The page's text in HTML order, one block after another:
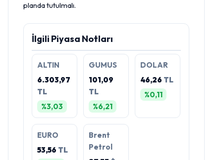
planda tutulmalı.
İlgili Piyasa Notları
ALTIN
6.303,97
TL
%3,03
GUMUS
101,09
TL
%6,21
DOLAR
46,26 TL
%0,11
EURO
53,56 TL
Brent
Petrol